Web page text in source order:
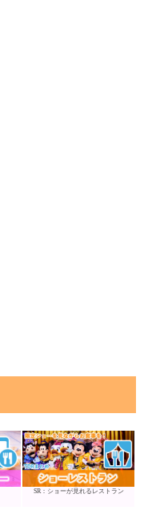
SR：ショーが見れるレストラン